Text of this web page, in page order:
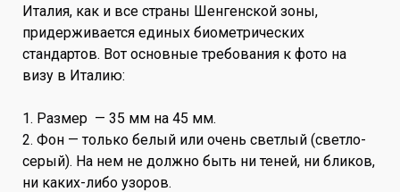
Италия, как и все страны Шенгенской зоны,
придерживается единых биометрических
стандартов. Вот основные требования к фото на
визу в Италию:
1. Размер — 35 мм на 45 мм.
2. Фон — только белый или очень светлый (светло-
серый). На нем не должно быть ни теней, ни бликов,
ни каких-либо узоров.